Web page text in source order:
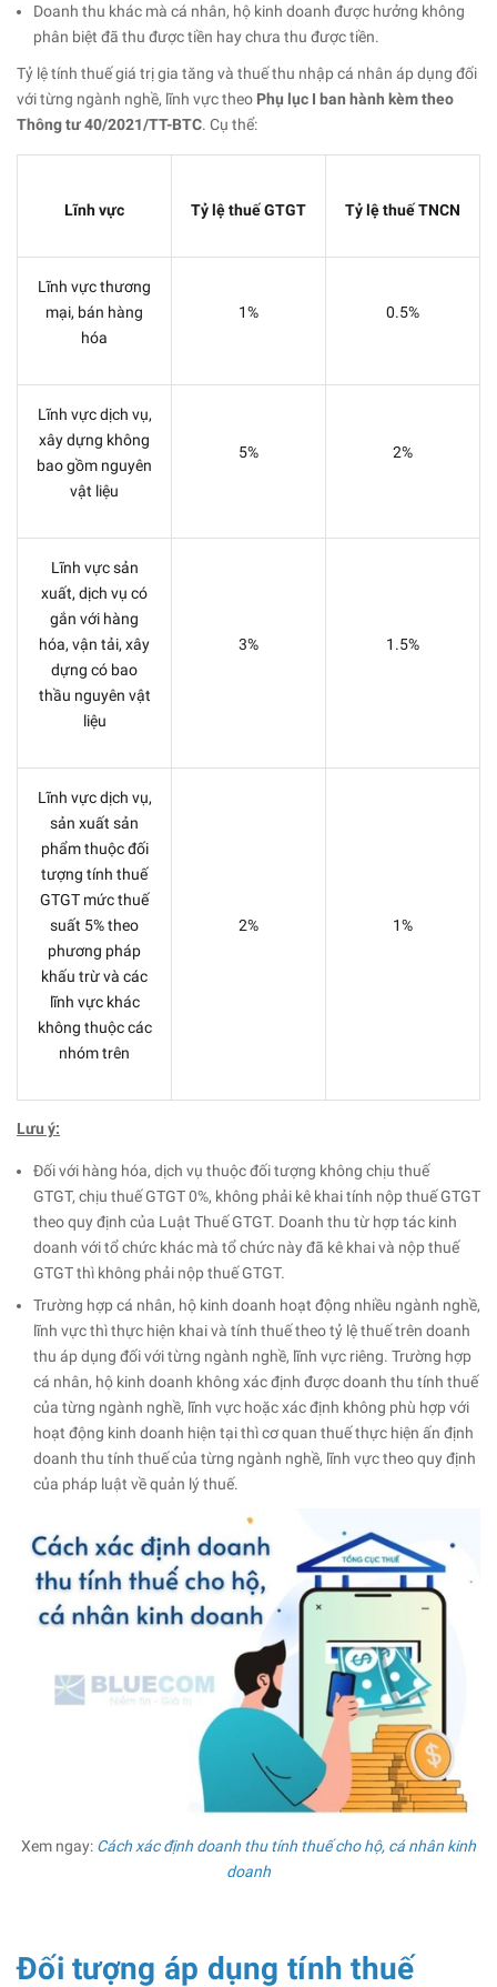
Doanh thu khác mà cá nhân, hộ kinh doanh được hưởng không
phân biệt đã thu được tiền hay chưa thu được tiền.
Tỷ lệ tính thuế giá trị gia tăng và thuế thu nhập cá nhân áp dụng đối
với từng ngành nghề, lĩnh vực theo Phụ lục I ban hành kèm theo
Thông tư 40/2021/TT-BTC. Cụ thể:
Lĩnh vực Tỷ lệ thuế GTGT Tỷ lệ thuế TNCN
Lĩnh vực thương
mại, bán hàng
hóa
1% 0.5%
Lĩnh vực dịch vụ,
xây dựng không
bao gồm nguyên
vật liệu
5% 2%
Lĩnh vực sản
xuất, dịch vụ có
gắn với hàng
hóa, vận tải, xây
dựng có bao
thầu nguyên vật
liệu
3% 1.5%
Lĩnh vực dịch vụ,
sản xuất sản
phẩm thuộc đối
tượng tính thuế
GTGT mức thuế
suất 5% theo
phương pháp
khấu trừ và các
lĩnh vực khác
không thuộc các
nhóm trên
2% 1%
Lưu ý:
Đối với hàng hóa, dịch vụ thuộc đối tượng không chịu thuế
GTGT, chịu thuế GTGT 0%, không phải kê khai tính nộp thuế GTGT
theo quy định của Luật Thuế GTGT. Doanh thu từ hợp tác kinh
doanh với tổ chức khác mà tổ chức này đã kê khai và nộp thuế
GTGT thì không phải nộp thuế GTGT.
Trường hợp cá nhân, hộ kinh doanh hoạt động nhiều ngành nghề,
lĩnh vực thì thực hiện khai và tính thuế theo tỷ lệ thuế trên doanh
thu áp dụng đối với từng ngành nghề, lĩnh vực riêng. Trường hợp
cá nhân, hộ kinh doanh không xác định được doanh thu tính thuế
của từng ngành nghề, lĩnh vực hoặc xác định không phù hợp với
hoạt động kinh doanh hiện tại thì cơ quan thuế thực hiện ấn định
doanh thu tính thuế của từng ngành nghề, lĩnh vực theo quy định
của pháp luật về quản lý thuế.
Xem ngay: Cách xác định doanh thu tính thuế cho hộ, cá nhân kinh
doanh
Đối tượng áp dụng tính thuế